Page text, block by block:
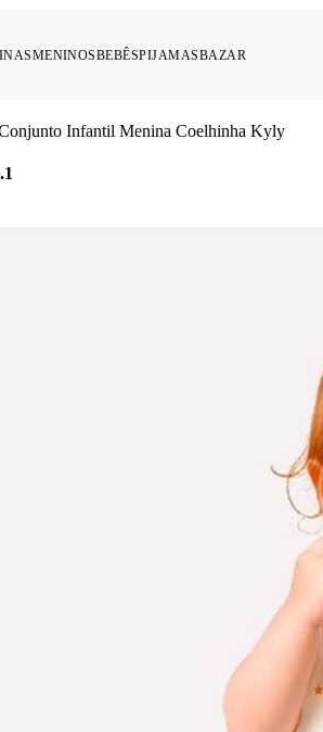
MENINOSBEBÊSPIJAMASBAZAR
Infantil Menina Coelhinha Kyly